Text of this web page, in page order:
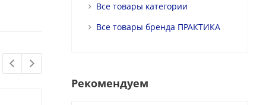
Все товары категории
Все товары бренда ПРАКТИКА
Рекомендуем